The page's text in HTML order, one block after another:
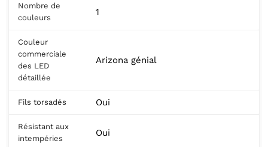
Nombre de
couleurs
1
Couleur
commerciale
des LED
détaillée
Arizona génial
Fils torsadés Oui
Résistant aux
intempéries
Oui